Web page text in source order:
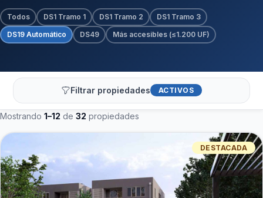
Todos DS1 Tramo 1 DS1 Tramo 2
DS1 Tramo 3
DS19 Automático
DS49 Más accesibles (≤1.200 UF)
Filtrar propiedades ACTIVOS
Mostrando 1–12 de 32 propiedades
DESTACADA